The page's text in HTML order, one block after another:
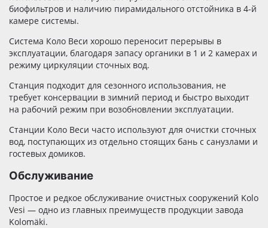
биофильтров и наличию пирамидального отстойника в 4-й
камере системы.
Система Коло Веси хорошо переносит перерывы в
эксплуатации, благодаря запасу органики в 1 и 2 камерах и
режиму циркуляции сточных вод.
Станция подходит для сезонного использования, не
требует консервации в зимний период и быстро выходит
на рабочий режим при возобновлении эксплуатации.
Станции Коло Веси часто используют для очистки сточных
вод, поступающих из отдельно стоящих бань с санузлами и
гостевых домиков.
Обслуживание
Простое и редкое обслуживание очистных сооружений Kolo
Vesi — одно из главных преимуществ продукции завода
Kolomäki.